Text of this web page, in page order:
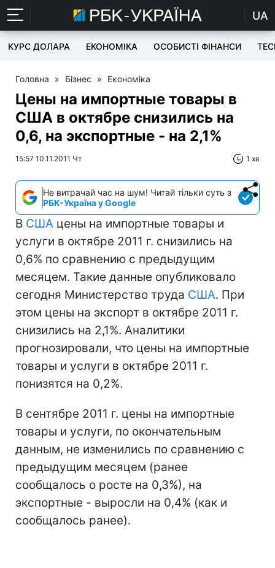
UA
КУРС ДОЛАРА ЕКОНОМІКА ОСОБИСТІ ФІНАНСИ
Головна » Бізнес » Економіка
Цены на импортные товары в
США в октябре снизились на
0,6, на экспортные - на 2,1%
15:57 10.11.2011 Чт 1 хв
Не витрачай час на шум! Читай тільки суть з
РБК-Україна у Google
В США цены на импортные товары и
услуги в октябре 2011 г. снизились на
0,6% по сравнению с предыдущим
месяцем. Такие данные опубликовало
сегодня Министерство труда США. При
этом цены на экспорт в октябре 2011 г.
снизились на 2,1%. Аналитики
прогнозировали, что цены на импортные
товары и услуги в октябре 2011 г.
понизятся на 0,2%.
В сентябре 2011 г. цены на импортные
товары и услуги, по окончательным
данным, не изменились по сравнению с
предыдущим месяцем (ранее
сообщалось о росте на 0,3%), на
экспортные - выросли на 0,4% (как и
сообщалось ранее).